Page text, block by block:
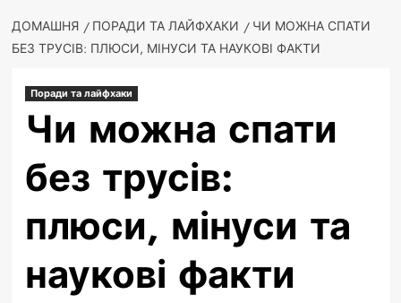
ДОМАШНЯ ПОРАДИ ТА ЛАЙФХАКИ
ЧИ МОЖНА СПАТИ
БЕЗ ТРУСІВ: ПЛЮСИ, МІНУСИ ТА НАУКОВІ ФАКТИ
Поради та лайфхаки
Чи можна спати
без трусів:
плюси, мінуси та
наукові факти